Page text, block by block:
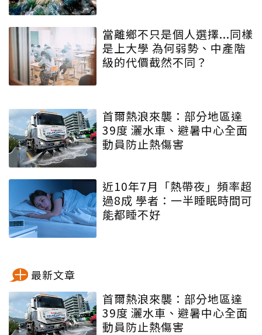
當離鄉不只是個人選擇...同樣
是上大學 為何弱勢、中產階
級的代價截然不同？
首爾熱浪來襲：部分地區達
39度 灑水車、避暑中心全面
動員防止熱傷害
近10年7月「熱帶夜」頻率超
過8成 學者：一半睡眠時間可
能都睡不好
最新文章
首爾熱浪來襲：部分地區達
39度 灑水車、避暑中心全面
動員防止熱傷害